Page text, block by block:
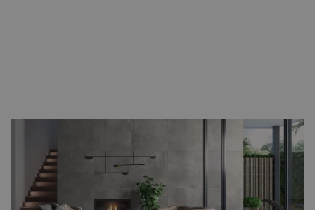
Voor een stoere en moderne uitstraling zijn
vloertegels
ideaal. Ze geven een strakke en industriële sfeer,
maar zijn tegelijk veelzijdig in gebruik. Betonlook tegels passen